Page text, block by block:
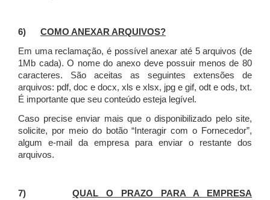
6) COMO ANEXAR ARQUIVOS?
Em uma reclamação, é possível anexar até 5 arquivos (de
1Mb cada). O nome do anexo deve possuir menos de 80
caracteres. São aceitas as seguintes extensões de
arquivos: pdf, doc e docx, xls e xlsx, jpg e gif, odt e ods, txt.
É importante que seu conteúdo esteja legível.
Caso precise enviar mais que o disponibilizado pelo site,
solicite, por meio do botão “Interagir com o Fornecedor”,
algum e-mail da empresa para enviar o restante dos
arquivos.
7)QUAL O PRAZO PARA A EMPRESA